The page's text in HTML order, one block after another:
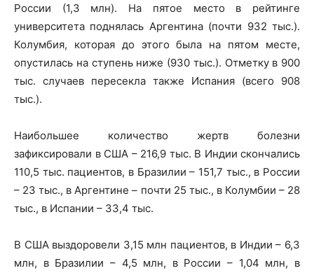
России (1,3 млн). На пятое место в рейтинге
университета поднялась Аргентина (почти 932 тыс.).
Колумбия, которая до этого была на пятом месте,
опустилась на ступень ниже (930 тыс.). Отметку в 900
тыс. случаев пересекла также Испания (всего 908
тыс.).
Наибольшее количество жертв болезни
зафиксировали в США – 216,9 тыс. В Индии скончались
110,5 тыс. пациентов, в Бразилии – 151,7 тыс., в России
– 23 тыс., в Аргентине – почти 25 тыс., в Колумбии – 28
тыс., в Испании – 33,4 тыс.
В США выздоровели 3,15 млн пациентов, в Индии – 6,3
млн, в Бразилии – 4,5 млн, в России – 1,04 млн, в